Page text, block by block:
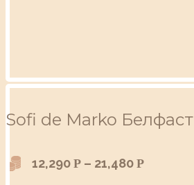
Sofi de Marko Белфаст
12,290 Р – 21,480 Р